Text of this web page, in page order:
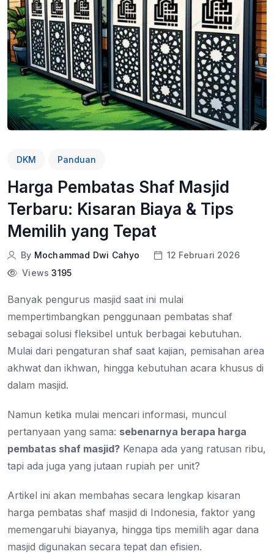
DKM Panduan
Harga Pembatas Shaf Masjid
Terbaru: Kisaran Biaya & Tips
Memilih yang Tepat
By Mochammad Dwi Cahyo
12 Februari 2026
Views 3195
Banyak pengurus masjid saat ini mulai
mempertimbangkan penggunaan pembatas shaf
sebagai solusi fleksibel untuk berbagai kebutuhan.
Mulai dari pengaturan shaf saat kajian, pemisahan area
akhwat dan ikhwan, hingga kebutuhan acara khusus di
dalam masjid.
Namun ketika mulai mencari informasi, muncul
pertanyaan yang sama: sebenarnya berapa harga
pembatas shaf masjid? Kenapa ada yang ratusan ribu,
tapi ada juga yang jutaan rupiah per unit?
Artikel ini akan membahas secara lengkap kisaran
harga pembatas shaf masjid di Indonesia, faktor yang
memengaruhi biayanya, hingga tips memilih agar dana
masjid digunakan secara tepat dan efisien.